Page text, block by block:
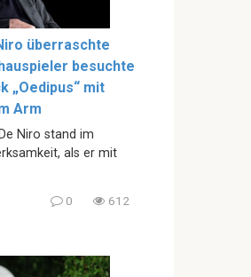
überraschte
besuchte
„Oedipus“ mit
Arm
Niro stand im
als er mit
0 612